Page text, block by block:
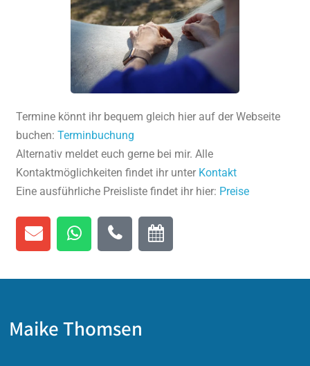
Termine könnt ihr bequem gleich hier auf der Webseite
buchen:Terminbuchung
Alternativ meldet euch gerne bei mir. Alle
Kontaktmöglichkeiten findet ihr unter Kontakt
Eine ausführliche Preisliste findet ihr hier: Preise
Maike Thomsen